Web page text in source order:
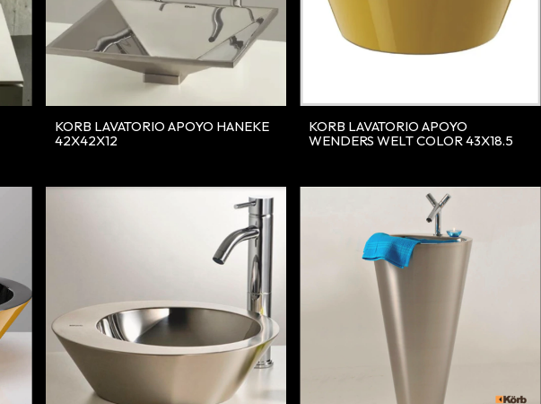
KORB LAVATORIO APOYO HANEKE
42X42X12
KORB LAVATORIO APOYO
WENDERS WELT COLOR 43X18.5